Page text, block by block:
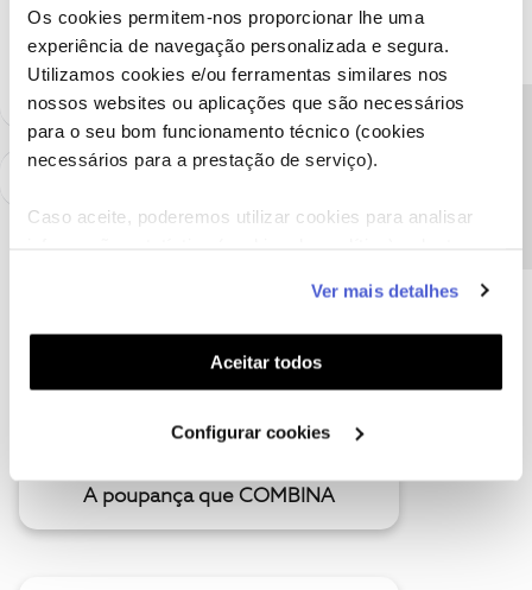
Os cookies permitem-nos proporcionar lhe uma
experiência de navegação personalizada e segura.
Utilizamos cookies e/ou ferramentas similares nos
nossos websites ou aplicações que são necessários
para o seu bom funcionamento técnico (cookies
necessários para a prestação de serviço).
Caso aceite, poderemos utilizar cookies para analisar
funcionalidades (cookies de personalização e
funcionalidade) e adaptar anúncios aos seus interesses
(cookies de publicidade personalizada). Pode gerir a
utilização dos cookies clicando em "Configurar
Ver mais detalhes
Aceitar todos
Configurar cookies
Ajude a comunidade a encontrar informação relevante. Marque
como "Melhor Resposta" e faça "Like" nos melhores comentários.
A poupança que COMBINA